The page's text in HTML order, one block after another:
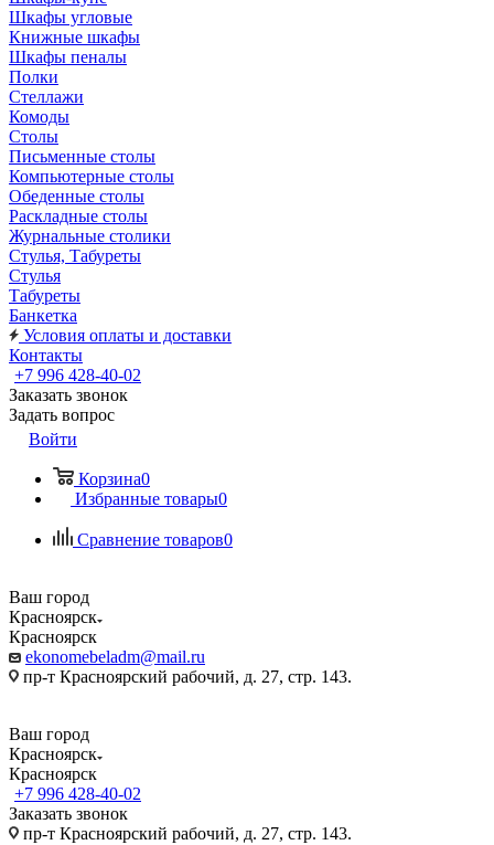
Шкафы угловые
Книжные шкафы
Шкафы пеналы
Полки
Стеллажи
Комоды
Столы
Письменные столы
Компьютерные столы
Обеденные столы
Раскладные столы
Журнальные столики
Стулья, Табуреты
Стулья
Табуреты
Банкетка
Условия оплаты и доставки
Контакты
+7 996 428-40-02
Заказать звонок
Задать вопрос
Войти
Корзина0
Избранные товары0
Сравнение товаров0
Ваш город
Красноярск
Красноярск
ekonomebeladm@mail.ru
пр-т Красноярский рабочий, д. 27, стр. 143.
Ваш город
Красноярск
Красноярск
+7 996 428-40-02
Заказать звонок
пр-т Красноярский рабочий, д. 27, стр. 143.